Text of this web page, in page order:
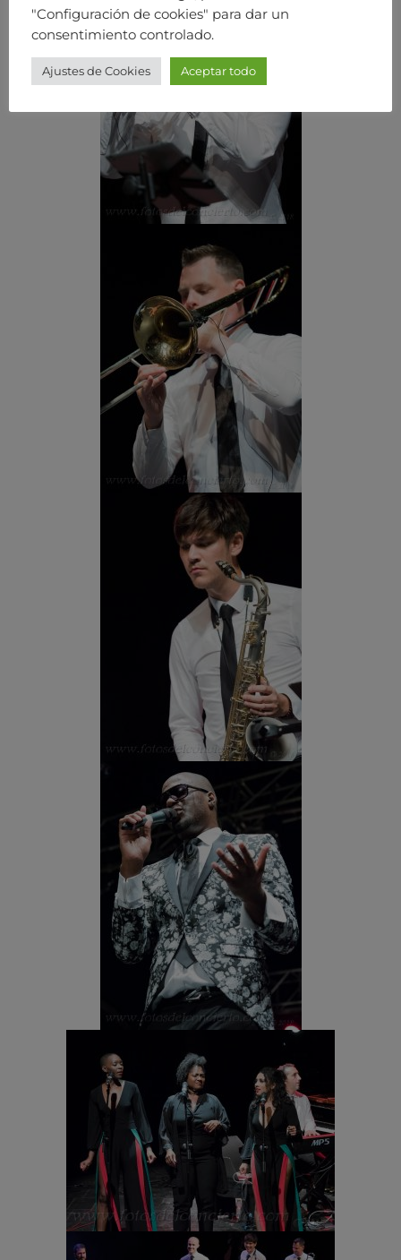
"Configuración de cookies" para dar un
consentimiento controlado.
Ajustes de Cookies Aceptar todo